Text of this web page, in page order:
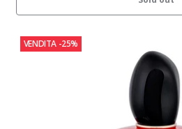
VENDITA -25%